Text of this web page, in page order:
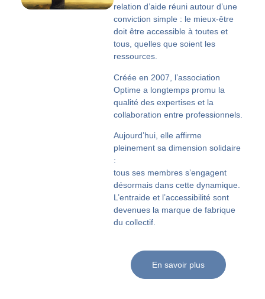
relation d’aide réuni autour d’une
conviction simple : le mieux-être
doit être accessible à toutes et
tous, quelles que soient les
ressources.
Créée en 2007, l’association
Optime a longtemps promu la
qualité des expertises et la
collaboration entre professionnels.
Aujourd’hui, elle affirme
pleinement sa dimension solidaire
:
tous ses membres s’engagent
désormais dans cette dynamique.
L’entraide et l’accessibilité sont
devenues la marque de fabrique
du collectif.
En savoir plus